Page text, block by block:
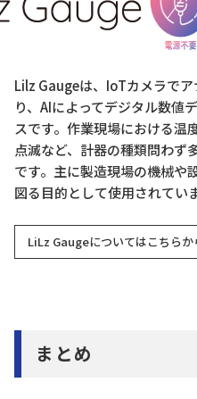
Lilz Gaugeは、IoTカメラで
り、AIによってデジタル数値
スです。作業現場における温
点滅など、計器の種類問わず
です。主に製造現場の機械や
図る目的として使用されてい
LiLz Gaugeについてはこちらか
まとめ